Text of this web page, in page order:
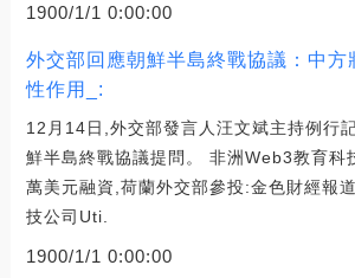
1900/1/1 0:00:00
外交部回應朝鮮半島終戰協議：中方
性作用_:
12月14日,外交部發言人汪文斌主持例行
鮮半島終戰協議提問。 非洲Web3教育科
萬美元融資,荷蘭外交部參投:金色財經報
技公司Uti.
1900/1/1 0:00:00